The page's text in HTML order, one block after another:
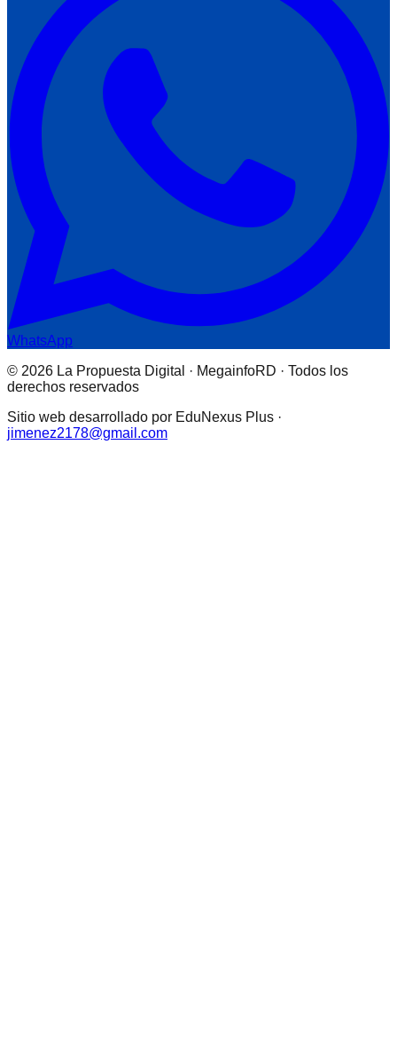
WhatsApp
© 2026 La Propuesta Digital · MegainfoRD · Todos los
derechos reservados
Sitio web desarrollado por EduNexus Plus ·
jimenez2178@gmail.com